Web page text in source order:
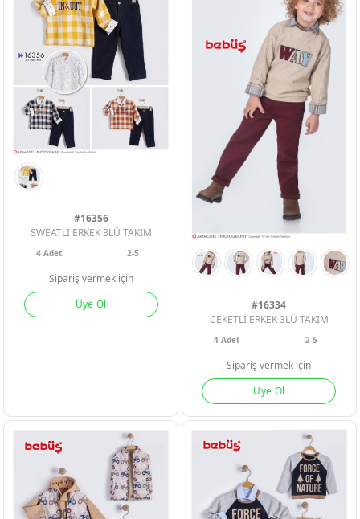
ERKEK BEBEK
KIZ BEBEK
KIZ ÇOCUK
ERKEK BEBEK
KIZ BEBEK
KIZ ÇOCUK
ERKEK BEBEK
KIZ BEBEK
KIZ ÇOCUK
#16356
SWEATLI ERKEK 3LÜ TAKIM
4 Adet 2-5
Sipariş vermek için
Üye Ol
#16334
CEKETLİ ERKEK 3LÜ TAKIM
4Adet 2-5
Sipariş vermek için
Üye Ol